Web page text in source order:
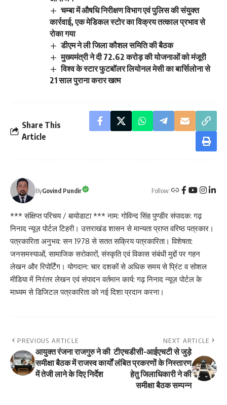
चम्बा में औषधि निरीक्षण विभाग एवं पुलिस की संयुक्त
कार्रवाई, एक मेडिकल स्टोर का विक्रय तत्काल प्रभाव से
रोका गया
डीएम ने ली जिला कौशल समिति की बैठक
मुख्यमंत्री ने दी 72.62 करोड़ की योजनाओं को मंजूरी
विश्व के स्टार फुटबॉलर लियोनल मेसी का बार्सिलोना से
21 साल पुराना करार खत्म
Share This
Article
ByGovind Pundir Follow:
*** संक्षिप्त परिचय / बायोडाटा *** नाम: गोविन्द सिंह पुण्डीर संपादक: गढ़
निनाद न्यूज़ पोर्टल टिहरी। उत्तराखंड शासन से मान्यता प्राप्त वरिष्ठ पत्रकार।
पत्रकारिता अनुभव: सन 1978 से सतत सक्रिय पत्रकारिता। विशेषता:
जनसमस्याओं, सामाजिक सरोकारों, संस्कृति एवं विकास संबंधी मुद्दों पर गहन
लेखन और रिपोर्टिंग। योगदान: चार दशकों से अधिक समय से प्रिंट व सोशल
मीडिया में निरंतर लेखन एवं संपादन वर्तमान कार्य: गढ़ निनाद न्यूज़ पोर्टल के
माध्यम से डिजिटल पत्रकारिता को नई दिशा प्रदान करना।
PREVIOUS ARTICLE
आयुक्त रंजना राजगुरु ने की
समीक्षा बैठक में राजस्व कार्यों
में तेजी लाने के दिए निर्देश
NEXT ARTICLE
टीएचडीसी-आईएचटी से जुड़े
लंबित प्रकरणों के निस्तारण
हेतु जिलाधिकारी ने की
समीक्षा बैठक सम्पन्न